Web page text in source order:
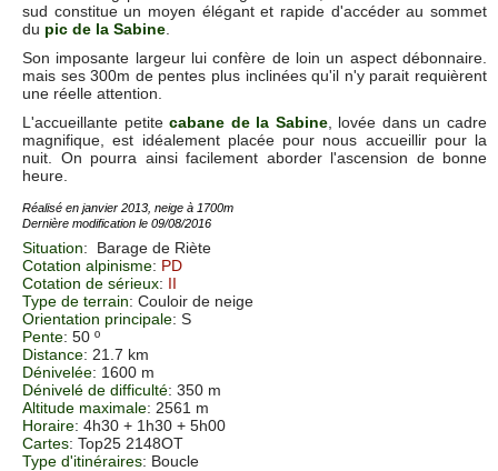
sud constitue un moyen élégant et rapide d'accéder au sommet
du pic de la Sabine
Son imposante largeur lui confère de loin un aspect débonnaire.
mais ses 300m de pentes plus inclinées qu'il n'y parait requièrent
une réelle attention.
L'accueillante petitecabane de la Sabine, lovée dans un cadre
magnifique, est idéalement placée pour nous accueillir pour la
nuit. On pourra ainsi facilement aborder l'ascension de bonne
heure.
Réalisé en janvier 2013, neige à 1700m
Dernière modification le 09/08/2016
Situation:
Barage de Riète
Cotation alpinisme: PD
Cotation de sérieux: II
Type de terrain: Couloir de neige
Orientation principale: S
Pente: 50 º
Distance: 21.7 km
Dénivelée: 1600 m
Dénivelé de difficulté: 350 m
Altitude maximale: 2561 m
Horaire: 4h30 + 1h30 + 5h00
Cartes: Top25 2148OT
Type d'itinéraires: Boucle